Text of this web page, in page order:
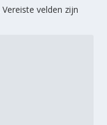
Vereiste velden zijn